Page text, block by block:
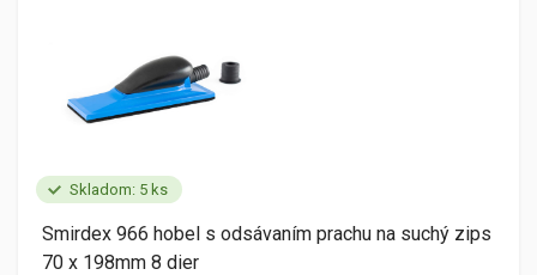
Skladom: 5 ks
Smirdex 966 hobel s odsávaním prachu na suchý zips
70 x 198mm 8 dier